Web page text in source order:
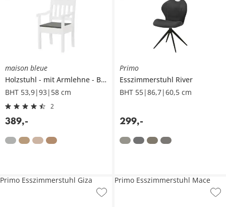
maison bleue
Holzstuhl
mit Armlehne
Bendix
BHT 53,9|93|58 cm
2
389,-
Primo
Esszimmerstuhl River
BHT 55|86,7|60,5 cm
299,-
Primo Esszimmerstuhl Giza Primo Esszimmerstuhl Mace